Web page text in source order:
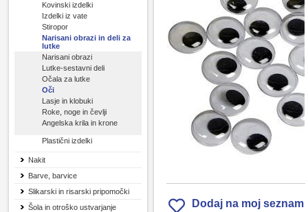
Kovinski izdelki
Izdelki iz vate
Stiropor
Narisani obrazi in deli za
lutke
Narisani obrazi
Lutke-sestavni deli
Očala za lutke
Oči
Lasje in klobuki
Roke, noge in čevlji
Angelska krila in krone
Plastični izdelki
Nakit
Barve, barvice
Slikarski in risarski pripomočki
Šola in otroško ustvarjanje
Dodaj na moj seznam